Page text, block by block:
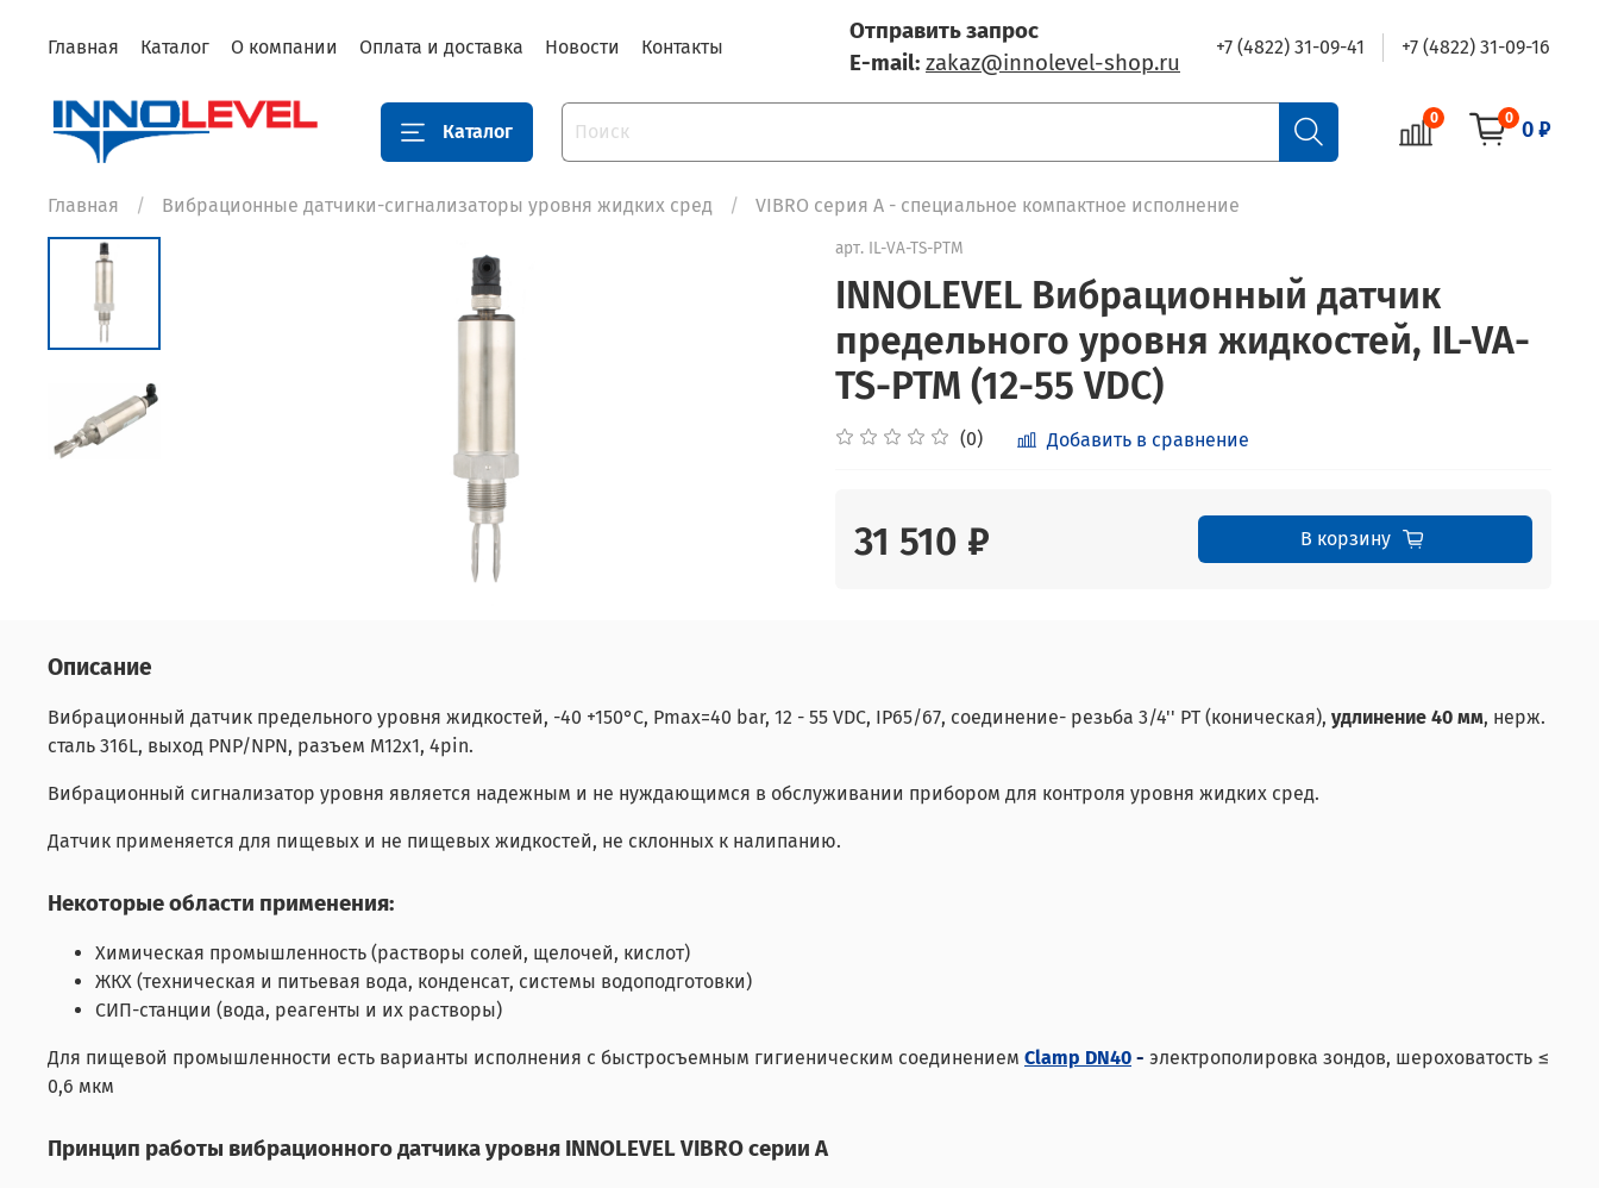
Главная Каталог О компании Оплата и доставка Новости Контакты
Отправить запрос
E-mail: zakaz@innolevel-shop.ru
+7 (4822) 31-09-41 +7 (4822) 31-09-16
Каталог
0 0 0 ₽
Главная Вибрационные датчики-сигнализаторы уровня жидких сред VIBRO серия A - специальное компактное исполнение
арт. IL-VA-TS-PTM
INNOLEVEL Вибрационный датчик
предельного уровня жидкостей, IL-VA-
TS-PTM (12-55 VDC)
(0) Добавить в сравнение
31 510 ₽ В корзину
Описание
Вибрационный датчик предельного уровня жидкостей, -40 +150°С, Pmax=40 bar, 12 - 55 VDC, IP65/67, соединение- резьба 3/4'' PT (коническая), удлинение 40 мм, нерж.
сталь 316L, выход PNP/NPN, разъем M12x1, 4pin.
Вибрационный сигнализатор уровня является надежным и не нуждающимся в обслуживании прибором для контроля уровня жидких сред.
Датчик применяется для пищевых и не пищевых жидкостей, не склонных к налипанию.
Некоторые области применения:
Химическая промышленность (растворы солей, щелочей, кислот)
ЖКХ (техническая и питьевая вода, конденсат, системы водоподготовки)
СИП-станции (вода, реагенты и их растворы)
Для пищевой промышленности есть варианты исполнения с быстросъемным гигиеническим соединением Clamp DN40 - электрополировка зондов, шероховатость ≤
0,6 мкм
Принцип работы вибрационного датчика уровня INNOLEVEL VIBRO серии A